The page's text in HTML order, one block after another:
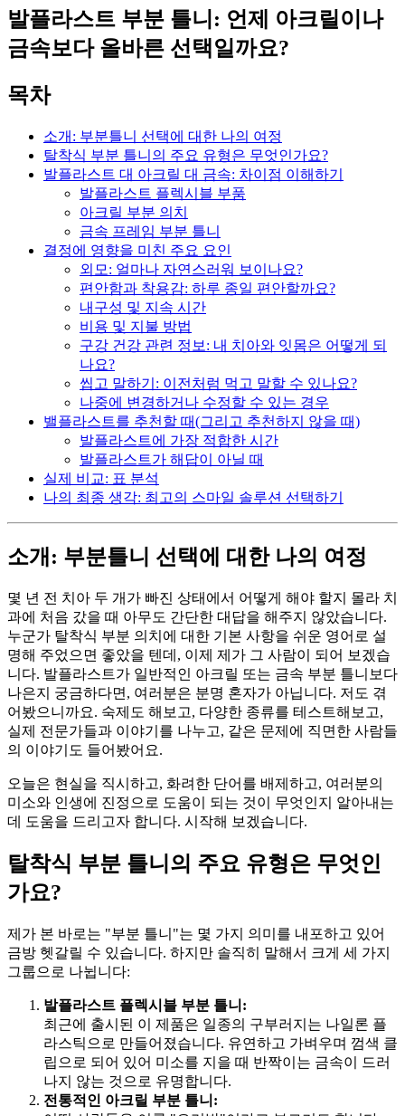
발플라스트 부분 틀니: 언제 아크릴이나
금속보다 올바른 선택일까요?
목차
소개: 부분틀니 선택에 대한 나의 여정
탈착식 부분 틀니의 주요 유형은 무엇인가요?
발플라스트 대 아크릴 대 금속: 차이점 이해하기
발플라스트 플렉시블 부품
아크릴 부분 의치
금속 프레임 부분 틀니
결정에 영향을 미친 주요 요인
외모: 얼마나 자연스러워 보이나요?
편안함과 착용감: 하루 종일 편안할까요?
내구성 및 지속 시간
비용 및 지불 방법
구강 건강 관련 정보: 내 치아와 잇몸은 어떻게 되
나요?
씹고 말하기: 이전처럼 먹고 말할 수 있나요?
나중에 변경하거나 수정할 수 있는 경우
밸플라스트를 추천할 때(그리고 추천하지 않을 때)
발플라스트에 가장 적합한 시간
발플라스트가 해답이 아닐 때
실제 비교: 표 분석
나의 최종 생각: 최고의 스마일 솔루션 선택하기
소개: 부분틀니 선택에 대한 나의 여정
몇 년 전 치아 두 개가 빠진 상태에서 어떻게 해야 할지 몰라 치
과에 처음 갔을 때 아무도 간단한 대답을 해주지 않았습니다.
누군가 탈착식 부분 의치에 대한 기본 사항을 쉬운 영어로 설
명해 주었으면 좋았을 텐데, 이제 제가 그 사람이 되어 보겠습
니다. 발플라스트가 일반적인 아크릴 또는 금속 부분 틀니보다
나은지 궁금하다면, 여러분은 분명 혼자가 아닙니다. 저도 겪
어봤으니까요. 숙제도 해보고, 다양한 종류를 테스트해보고,
실제 전문가들과 이야기를 나누고, 같은 문제에 직면한 사람들
의 이야기도 들어봤어요.
오늘은 현실을 직시하고, 화려한 단어를 배제하고, 여러분의
미소와 인생에 진정으로 도움이 되는 것이 무엇인지 알아내는
데 도움을 드리고자 합니다. 시작해 보겠습니다.
탈착식 부분 틀니의 주요 유형은 무엇인
가요?
제가 본 바로는 "부분 틀니"는 몇 가지 의미를 내포하고 있어
금방 헷갈릴 수 있습니다. 하지만 솔직히 말해서 크게 세 가지
그룹으로 나뉩니다:
발플라스트 플렉시블 부분 틀니:
최근에 출시된 이 제품은 일종의 구부러지는 나일론 플
라스틱으로 만들어졌습니다. 유연하고 가벼우며 껌색 클
립으로 되어 있어 미소를 지을 때 반짝이는 금속이 드러
나지 않는 것으로 유명합니다.
전통적인 아크릴 부분 틀니: